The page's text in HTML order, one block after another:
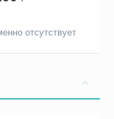
отсутствует